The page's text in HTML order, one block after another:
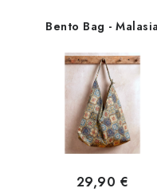
Bento Bag - Malasia
29,90 €